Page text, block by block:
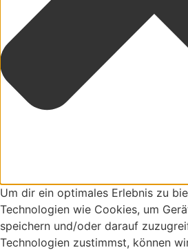
Um dir ein optimales Erlebnis zu
Technologien wie Cookies, um
speichern und/oder darauf
Technologien zustimmst, können